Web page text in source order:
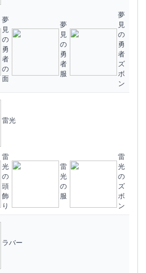
夢
見
の
勇
者
の
面
夢
見
の
勇
者
服
夢
見
の
勇
者
ズ
ボ
ン
雷光
雷
光
の
頭
飾
り
雷
光
の
服
雷
光
の
ズ
ボ
ン
ラバー